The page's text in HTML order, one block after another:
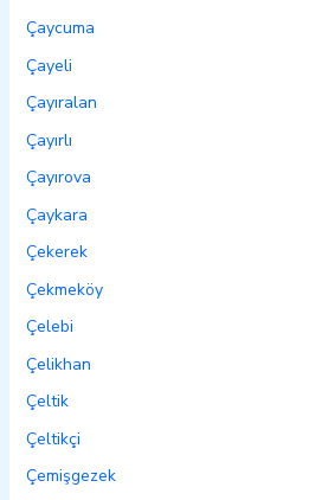
Çaycuma
Çayeli
Çayıralan
Çayırlı
Çayırova
Çaykara
Çekerek
Çekmeköy
Çelebi
Çelikhan
Çeltik
Çeltikçi
Çemişgezek